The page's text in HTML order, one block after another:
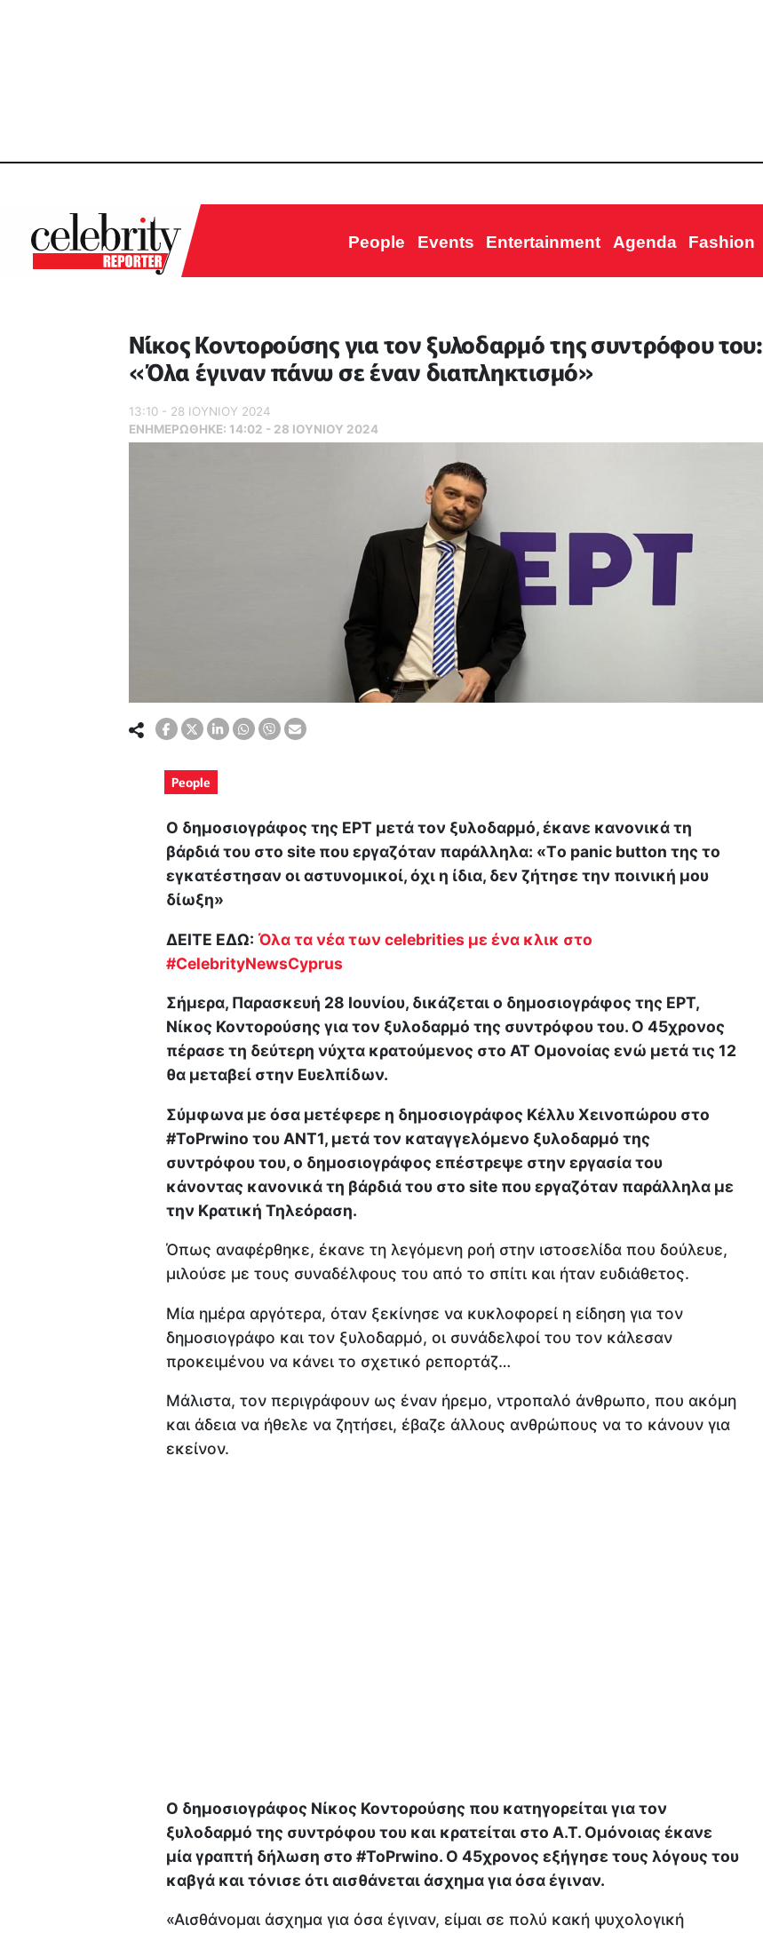
People Events Entertainment Agenda Fashion
Νίκος Κοντορούσης για τον ξυλοδαρμό της συντρόφου του:
«Όλα έγιναν πάνω σε έναν διαπληκτισμό»
13:10 - 28 ΙΟΥΝΙΟΥ 2024
ΕΝΗΜΕΡΏΘΗΚΕ: 14:02 - 28 ΙΟΥΝΙΟΥ 2024
People
Ο δημοσιογράφος της ΕΡΤ μετά τον ξυλοδαρμό, έκανε κανονικά τη
βάρδιά του στο site που εργαζόταν παράλληλα: «Tο panic button της το
εγκατέστησαν οι αστυνομικοί, όχι η ίδια, δεν ζήτησε την ποινική μου
δίωξη»
ΔΕΙΤΕ ΕΔΩ: Όλα τα νέα των celebrities με ένα κλικ στο
#CelebrityNewsCyprus
Σήμερα, Παρασκευή 28 Ιουνίου, δικάζεται ο δημοσιογράφος της ΕΡΤ,
Νίκος Κοντορούσης για τον ξυλοδαρμό της συντρόφου του. Ο 45χρονος
πέρασε τη δεύτερη νύχτα κρατούμενος στο ΑΤ Ομονοίας ενώ μετά τις 12
θα μεταβεί στην Ευελπίδων.
Σύμφωνα με όσα μετέφερε η δημοσιογράφος Κέλλυ Χεινοπώρου στο
#ToPrwino του ΑΝΤ1, μετά τον καταγγελόμενο ξυλοδαρμό της
συντρόφου του, ο δημοσιογράφος επέστρεψε στην εργασία του
κάνοντας κανονικά τη βάρδιά του στο site που εργαζόταν παράλληλα με
την Κρατική Τηλεόραση.
Όπως αναφέρθηκε, έκανε τη λεγόμενη ροή στην ιστοσελίδα που δούλευε,
μιλούσε με τους συναδέλφους του από το σπίτι και ήταν ευδιάθετος.
Μία ημέρα αργότερα, όταν ξεκίνησε να κυκλοφορεί η είδηση για τον
δημοσιογράφο και τον ξυλοδαρμό, οι συνάδελφοί του τον κάλεσαν
προκειμένου να κάνει το σχετικό ρεπορτάζ…
Μάλιστα, τον περιγράφουν ως έναν ήρεμο, ντροπαλό άνθρωπο, που ακόμη
και άδεια να ήθελε να ζητήσει, έβαζε άλλους ανθρώπους να το κάνουν για
εκείνον.
Ο δημοσιογράφος Νίκος Κοντορούσης που κατηγορείται για τον
ξυλοδαρμό της συντρόφου του και κρατείται στο Α.Τ. Ομόνοιας έκανε
μία γραπτή δήλωση στο #ToPrwino. Ο 45χρονος εξήγησε τους λόγους του
καβγά και τόνισε ότι αισθάνεται άσχημα για όσα έγιναν.
«Αισθάνομαι άσχημα για όσα έγιναν, είμαι σε πολύ κακή ψυχολογική